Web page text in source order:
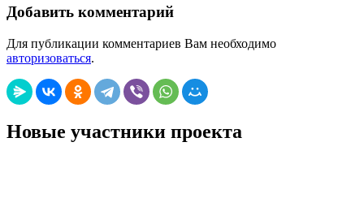
Добавить комментарий
Для публикации комментариев Вам необходимо
авторизоваться.
Новые участники проекта